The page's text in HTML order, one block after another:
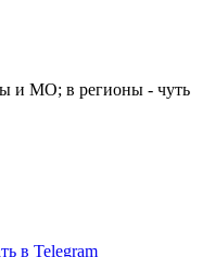
и МО; в регионы - чуть
в Telegram